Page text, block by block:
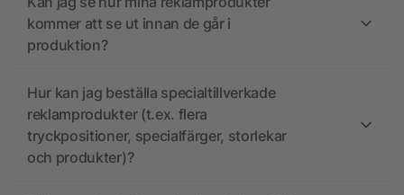
kommer att se ut innan de går i
produktion?
Hur kan jag beställa specialtillverkade
reklamprodukter (t.ex. flera
tryckpositioner, specialfärger, storlekar
och produkter)?